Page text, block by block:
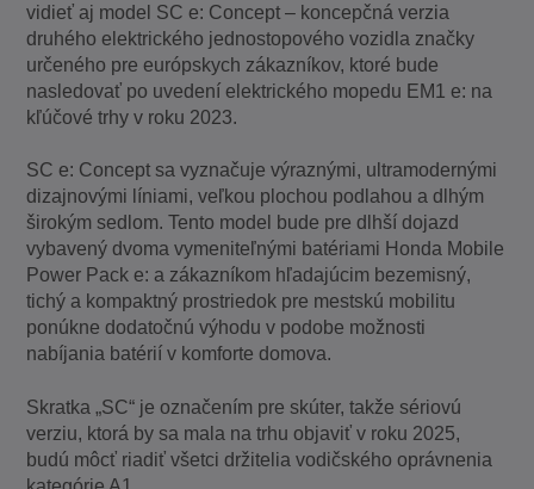
vidieť aj model SC e: Concept – koncepčná verzia
druhého elektrického jednostopového vozidla značky
určeného pre európskych zákazníkov, ktoré bude
nasledovať po uvedení elektrického mopedu EM1 e: na
kľúčové trhy v roku 2023.
SC e: Concept sa vyznačuje výraznými, ultramodernými
dizajnovými líniami, veľkou plochou podlahou a dlhým
širokým sedlom. Tento model bude pre dlhší dojazd
vybavený dvoma vymeniteľnými batériami Honda Mobile
Power Pack e: a zákazníkom hľadajúcim bezemisný,
tichý a kompaktný prostriedok pre mestskú mobilitu
ponúkne dodatočnú výhodu v podobe možnosti
nabíjania batérií v komforte domova.
Skratka „SC“ je označením pre skúter, takže sériovú
verziu, ktorá by sa mala na trhu objaviť v roku 2025,
budú môcť riadiť všetci držitelia vodičského oprávnenia